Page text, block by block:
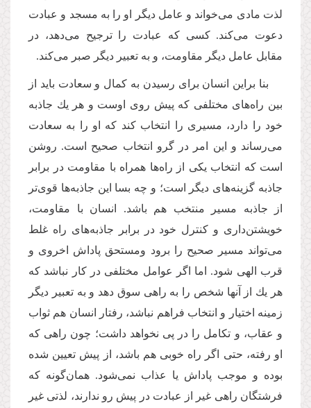
لذت مادی می‌خواند و عامل دیگر او را به مسجد و عبادت
دعوت می‌كند. کسی که عبادت را ترجیح می‌دهد، در
مقابل عامل دیگر مقاومت، و به تعبیر دیگر صبر می‌کند.
بنا براین انسان برای رسیدن به کمال و سعادت باید از
بین راه‌های مختلفی كه پیش روی اوست و هر یك جاذبه
خود را دارد، مسیری را انتخاب کند که او را به سعادت
می‌رساند و این امر در گرو انتخاب صحیح است. روشن
است كه انتخاب یكی از راه‌ها همراه با مقاومت در برابر
جاذبه گزینه‌های دیگر است؛‌ و چه بسا این جاذبه‌ها قوی‌تر
از جاذبه مسیر منتخب هم باشد. انسان با مقاومت،
خویشتن‌داری و كنترل خود در برابر جاذبه‌های راه غلط
می‌تواند مسیر صحیح را برود ومستحق پاداش اخروی و
قرب الهی شود. اما اگر عوامل مختلفی در كار نباشد كه
هر یك از آنها شخص را به راهی سوق دهد و به تعبیر دیگر
زمینه اختیار و انتخاب فراهم نباشد، رفتار انسان هم ثواب
و عقاب، و تكامل را در پی نخواهد داشت؛ چون راهی كه
او رفته، حتی اگر راه خوبی هم باشد، از پیش تعیین شده
بوده و موجب پاداش یا عذاب نمی‌شود. همان‌گونه كه
فرشتگان راهی غیر از عبادت در پیش رو ندارند، لذتی غیر